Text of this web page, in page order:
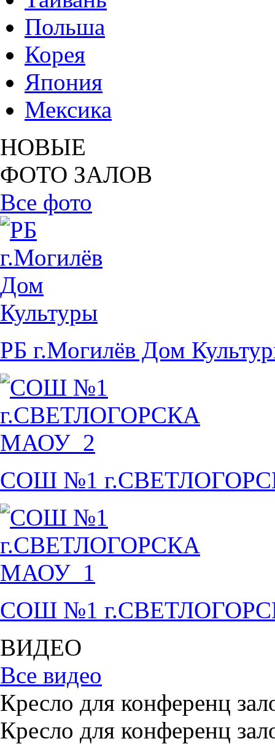
Польша
Корея
Япония
Мексика
НОВЫЕ
ФОТО ЗАЛОВ
Все фото
РБ г.Могилёв Дом
СОШ №1
СОШ №1
ВИДЕО
Все видео
Кресло для конференц
Кресло для конференц